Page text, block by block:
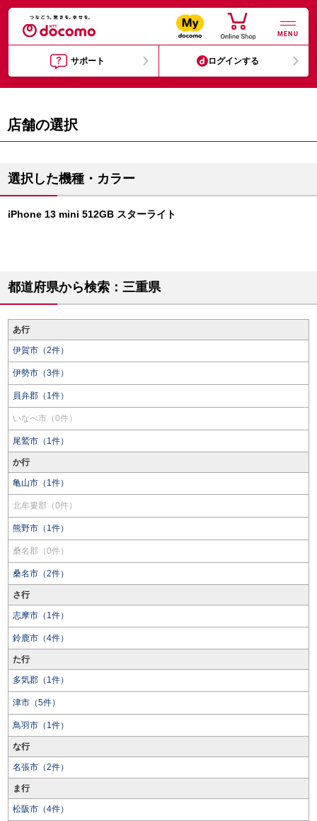
MENU
サポート ログインする
店舗の選択
選択した機種・カラー
iPhone 13 mini 512GB スターライト
都道府県から検索：三重県
あ行
伊賀市（2件）
伊勢市（3件）
員弁郡（1件）
いなべ市（0件）
尾鷲市（1件）
か行
亀山市（1件）
北牟婁郡（0件）
熊野市（1件）
桑名郡（0件）
桑名市（2件）
さ行
志摩市（1件）
鈴鹿市（4件）
た行
多気郡（1件）
津市（5件）
鳥羽市（1件）
な行
名張市（2件）
ま行
松阪市（4件）